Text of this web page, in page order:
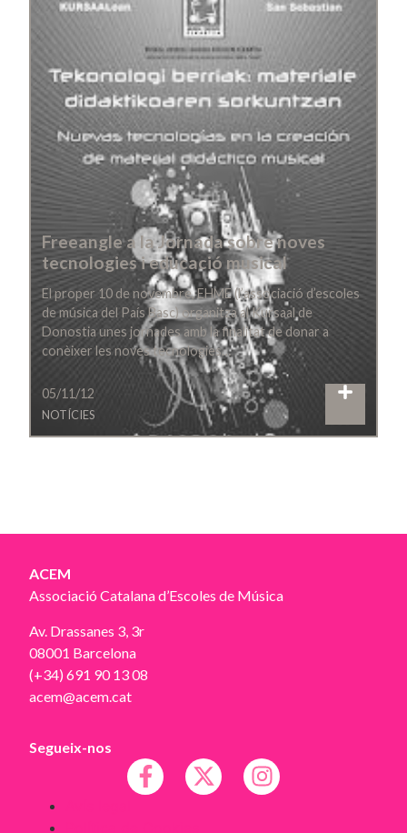
Freeangle a la Jornada sobre noves
tecnologies i educació musical
El proper 10 de novembre, EHME (l’associació d’escoles
de música del País Basc) organitza al Kursaal de
Donostia unes jornades amb la finalitat de donar a
conèixer les noves tecnologies…
05/11/12
NOTÍCIES
ACEM
Associació Catalana d’Escoles de Música
Av. Drassanes 3, 3r
08001 Barcelona
(+34) 691 90 13 08
acem@acem.cat
Segueix-nos